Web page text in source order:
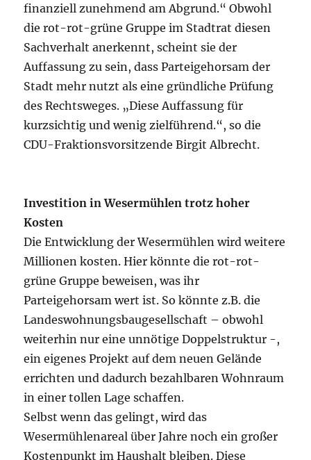
finanziell zunehmend am Abgrund.“ Obwohl
die rot-rot-grüne Gruppe im Stadtrat diesen
Sachverhalt anerkennt, scheint sie der
Auffassung zu sein, dass Parteigehorsam der
Stadt mehr nutzt als eine gründliche Prüfung
des Rechtsweges. „Diese Auffassung für
kurzsichtig und wenig zielführend.“, so die
CDU-Fraktionsvorsitzende Birgit Albrecht.
Investition in Wesermühlen trotz hoher
Kosten
Die Entwicklung der Wesermühlen wird weitere
Millionen kosten. Hier könnte die rot-rot-
grüne Gruppe beweisen, was ihr
Parteigehorsam wert ist. So könnte z.B. die
Landeswohnungsbaugesellschaft – obwohl
weiterhin nur eine unnötige Doppelstruktur -,
ein eigenes Projekt auf dem neuen Gelände
errichten und dadurch bezahlbaren Wohnraum
in einer tollen Lage schaffen.
Selbst wenn das gelingt, wird das
Wesermühlenareal über Jahre noch ein großer
Kostenpunkt im Haushalt bleiben. Diese